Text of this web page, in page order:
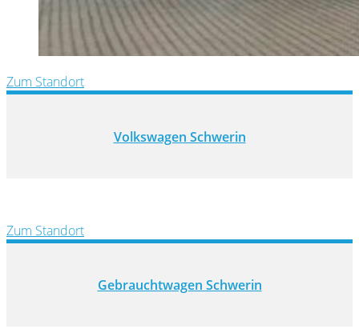
Zum Standort
Volkswagen Schwerin
Zum Standort
Gebrauchtwagen Schwerin